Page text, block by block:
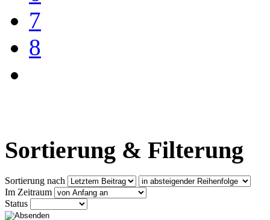
7
8
Sortierung & Filterung
Sortierung nach
Im Zeitraum
Status